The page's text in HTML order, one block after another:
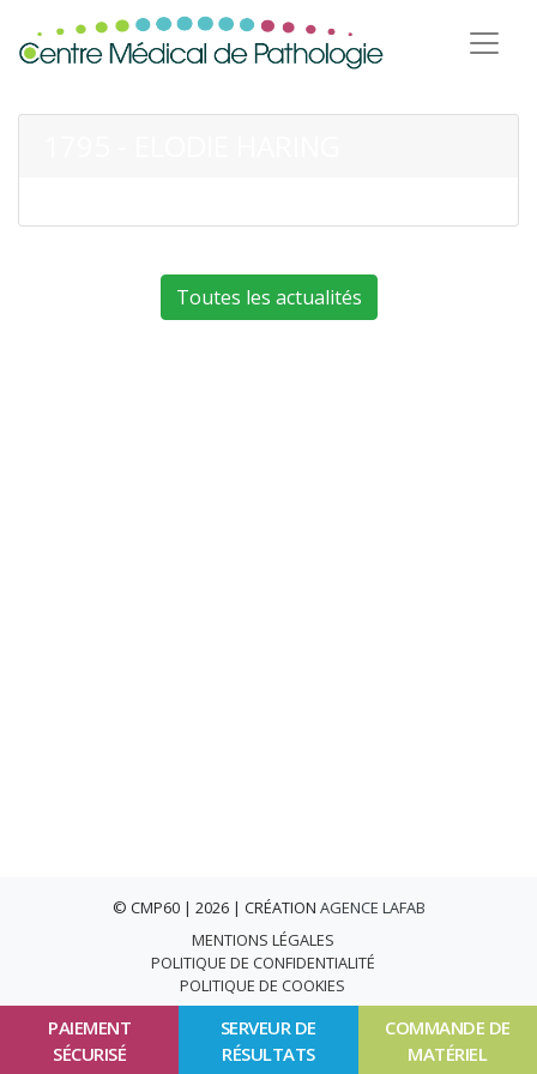
PAIEMENT
SÉCURISÉ
SERVEUR DE
RÉSULTATS
COMMANDE DE
MATÉRIEL
Toutes les actualités
© CMP60 | 2026 | CRÉATION AGENCE LAFAB
MENTIONS LÉGALES
POLITIQUE DE CONFIDENTIALITÉ
POLITIQUE DE COOKIES